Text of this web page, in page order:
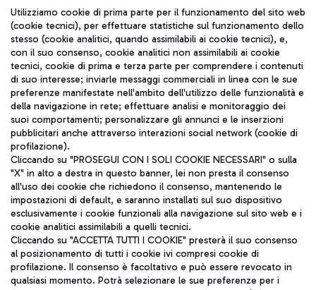
Seguici sui social
TRAVEL JOURNAL
ITA
Aeroporti di Roma S.p.A. - Società soggetta a direzione e
coordinamento di Mundys S.p.A.
Codice fiscale e Registro delle Imprese di Roma 13032990155 P.
IVA 06572251004
Capitale sociale 62.224.743,00 int. vers.
Utilizziamo cookie di prima parte per il funzionamento del sito web
(cookie tecnici), per effettuare statistiche sul funzionamento dello
stesso (cookie analitici, quando assimilabili ai cookie tecnici), e,
con il suo consenso, cookie analitici non assimilabili ai cookie
tecnici, cookie di prima e terza parte per comprendere i contenuti
di suo interesse; inviarle messaggi commerciali in linea con le sue
preferenze manifestate nell'ambito dell'utilizzo delle funzionalità e
della navigazione in rete; effettuare analisi e monitoraggio dei
suoi comportamenti; personalizzare gli annunci e le inserzioni
pubblicitari anche attraverso interazioni social network (cookie di
profilazione).
Cliccando su "PROSEGUI CON I SOLI COOKIE NECESSARI" o sulla
"X" in alto a destra in questo banner, lei non presta il consenso
all'uso dei cookie che richiedono il consenso, mantenendo le
impostazioni di default, e saranno installati sul suo dispositivo
esclusivamente i cookie funzionali alla navigazione sul sito web e i
cookie analitici assimilabili a quelli tecnici.
Cliccando su "ACCETTA TUTTI I COOKIE" presterà il suo consenso
al posizionamento di tutti i cookie ivi compresi cookie di
profilazione. Il consenso è facoltativo e può essere revocato in
qualsiasi momento. Potrà selezionare le sue preferenze per i